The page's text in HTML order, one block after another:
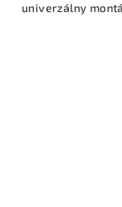
univerzálny